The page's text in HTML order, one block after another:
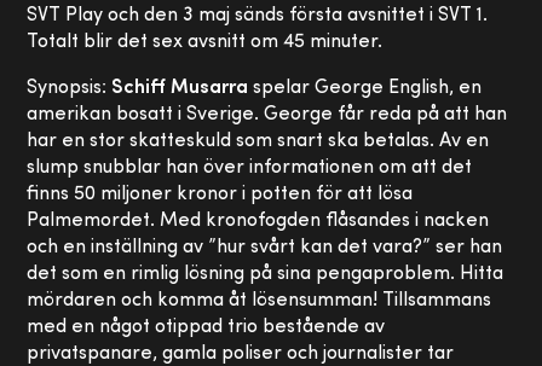
SVT Play och den 3 maj sänds första avsnittet i SVT 1.
Totalt blir det sex avsnitt om 45 minuter.
Synopsis: Schiff Musarra spelar George English, en
amerikan bosatt i Sverige. George får reda på att han
har en stor skatteskuld som snart ska betalas. Av en
slump snubblar han över informationen om att det
finns 50 miljoner kronor i potten för att lösa
Palmemordet. Med kronofogden flåsandes i nacken
och en inställning av ”hur svårt kan det vara?” ser han
det som en rimlig lösning på sina pengaproblem. Hitta
mördaren och komma åt lösensumman! Tillsammans
med en något otippad trio bestående av
privatspanare, gamla poliser och journalister tar